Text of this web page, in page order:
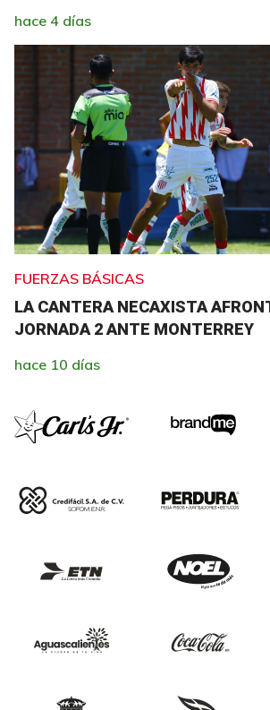
hace 4 días
FUERZAS BÁSICAS
LA CANTERA NECAXISTA
JORNADA 2 ANTE MONTERREY
hace 10 días